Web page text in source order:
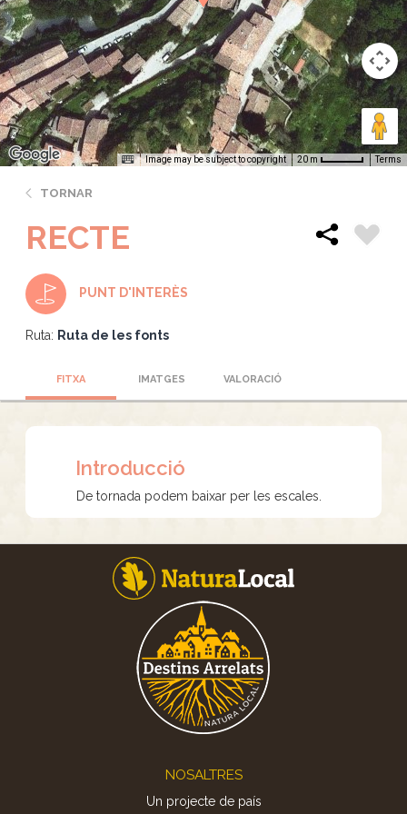
Image may be subject to copyright 20 m Terms
TORNAR
RECTE
PUNT D'INTERÈS
Ruta: Ruta de les fonts
FITXA IMATGES VALORACIÓ
Introducció
De tornada podem baixar per les escales.
NOSALTRES
Un projecte de país